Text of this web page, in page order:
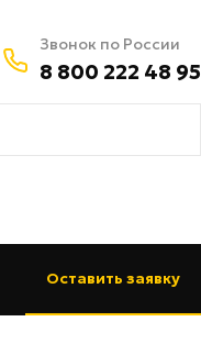
Звонок по России
8 800 222 48 95
(current)Оставить заявку